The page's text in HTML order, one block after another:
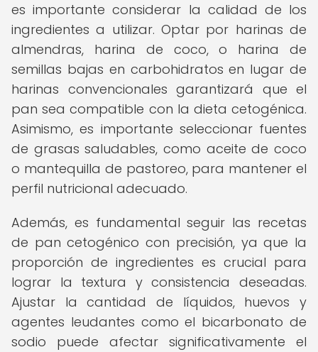
es importante considerar la calidad de los
ingredientes a utilizar. Optar por harinas de
almendras, harina de coco, o harina de
semillas bajas en carbohidratos en lugar de
harinas convencionales garantizará que el
pan sea compatible con la dieta cetogénica.
Asimismo, es importante seleccionar fuentes
de grasas saludables, como aceite de coco
o mantequilla de pastoreo, para mantener el
perfil nutricional adecuado.
Además, es fundamental seguir las recetas
de pan cetogénico con precisión, ya que la
proporción de ingredientes es crucial para
lograr la textura y consistencia deseadas.
Ajustar la cantidad de líquidos, huevos y
agentes leudantes como el bicarbonato de
sodio puede afectar significativamente el